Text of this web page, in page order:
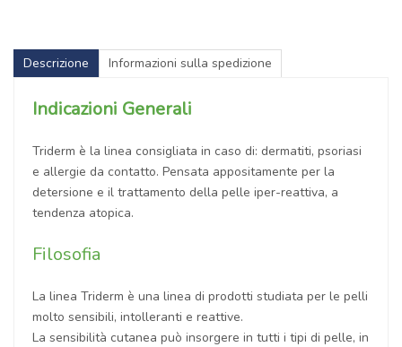
Descrizione Informazioni sulla spedizione
Indicazioni Generali
Triderm è la linea consigliata in caso di: dermatiti, psoriasi
e allergie da contatto. Pensata appositamente per la
detersione e il trattamento della pelle iper-reattiva, a
tendenza atopica.
Filosofia
La linea Triderm è una linea di prodotti studiata per le pelli
molto sensibili, intolleranti e reattive.
La sensibilità cutanea può insorgere in tutti i tipi di pelle, in